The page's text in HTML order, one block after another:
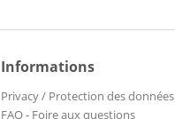
Informations
Privacy / Protection des données
FAQ - Foire aux questions